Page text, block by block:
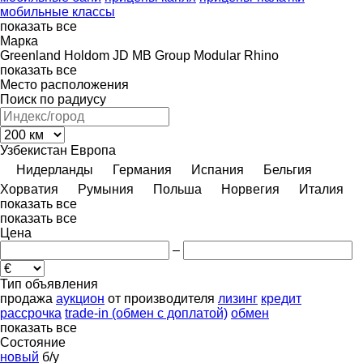
мобильные классы
показать все
Марка
Greenland Holdom JD MB Group Modular Rhino
показать все
Место расположения
Поиск по радиусу
Узбекистан Европа
Нидерланды
Германия Испания
Бельгия
Хорватия
Румыния Польша Норвегия
Италия
показать все
показать все
Цена
–
Тип объявления
продажа аукцион от производителя лизинг кредит
рассрочка trade-in (обмен с доплатой) обмен
показать все
Состояние
новый б/у